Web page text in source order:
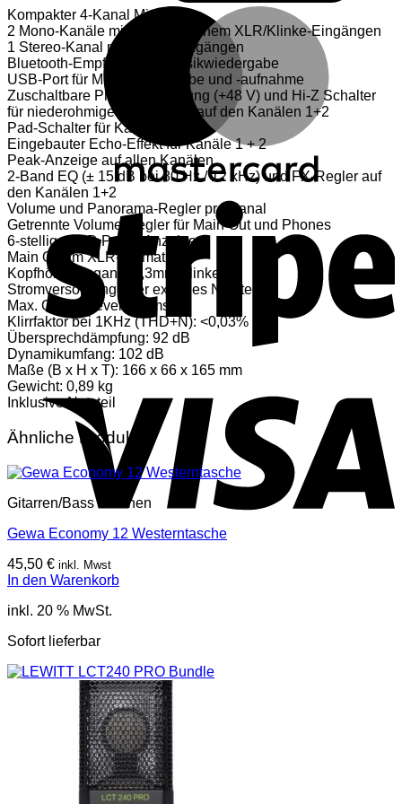
Kompakter 4-Kanal Mixer
2 Mono-Kanäle mit symmetrischem XLR/Klinke-Eingängen
1 Stereo-Kanal mit Klinke-Eingängen
Bluetooth-Empfänger für Musikwiedergabe
USB-Port für Musikwiedergabe und -aufnahme
Zuschaltbare Phantomspeisung (+48 V) und Hi-Z Schalter
für niederohmige Instrumente auf den Kanälen 1+2
Pad-Schalter für Kanal 3/4
Eingebauter Echo-Effekt für Kanäle 1 + 2
Peak-Anzeige auf allen Kanälen
2-Band EQ (± 15 dB bei 80 Hz / 12 kHz) und FX-Regler auf
den Kanälen 1+2
Volume und Panorama-Regler pro Kanal
Getrennte Volume-Regler für Main Out und Phones
6-stellige LED Pegel-Anzeige
Main Out im XLR-Format
Kopfhörerausgang: 6,3mm Klinke
Stromversorgung über externes Netzteil
Max. Output Level: 3Vrms
Klirrfaktor bei 1KHz (THD+N): <0,03%
Übersprechdämpfung: 92 dB
Dynamikumfang: 102 dB
Maße (B x H x T): 166 x 66 x 165 mm
Gewicht: 0,89 kg
Inklusive Netzteil
Ähnliche Produkte
Gitarren/Bass Taschen
Gewa Economy 12 Westerntasche
45,50 € inkl. Mwst
In den Warenkorb
inkl. 20 % MwSt.
Sofort lieferbar